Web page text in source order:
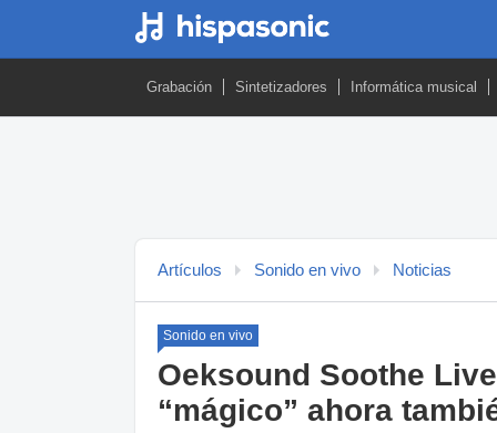
Grabación Sintetizadores Informática musical
Artículos Sonido en vivo Noticias
Sonido en vivo
Oeksound Soothe
“mágico” ahora